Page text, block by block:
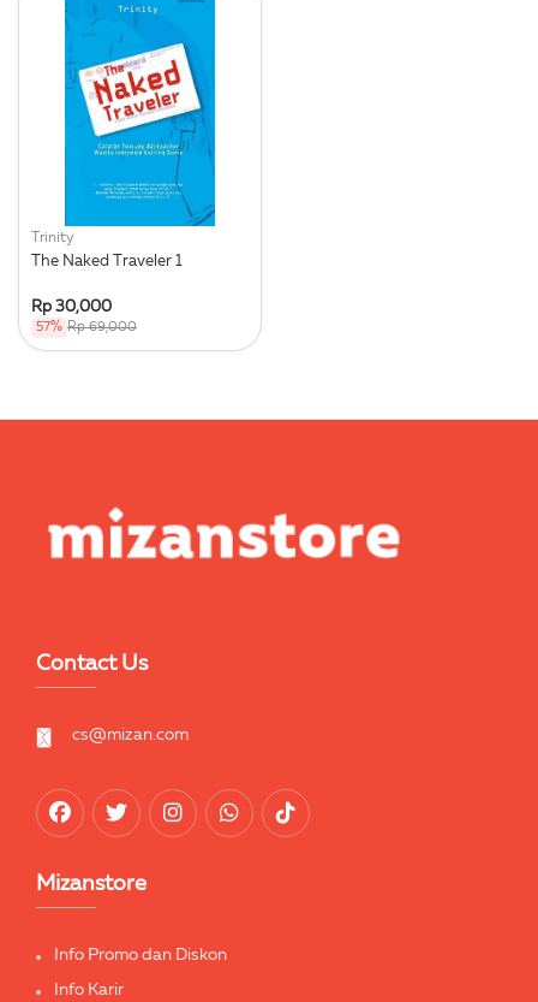
Trinity
The Naked Traveler 1
Rp 30,000
57% Rp 69,000
Contact Us
cs@mizan.com
Mizanstore
Info Promo dan Diskon
Info Karir